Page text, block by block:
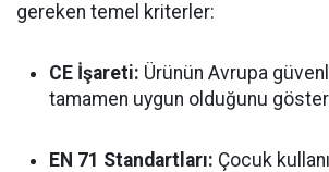
gereken temel kriterler:
CE İşareti: Ürünün Avrupa
tamamen uygun olduğunu
EN 71 Standartları: Çocuk